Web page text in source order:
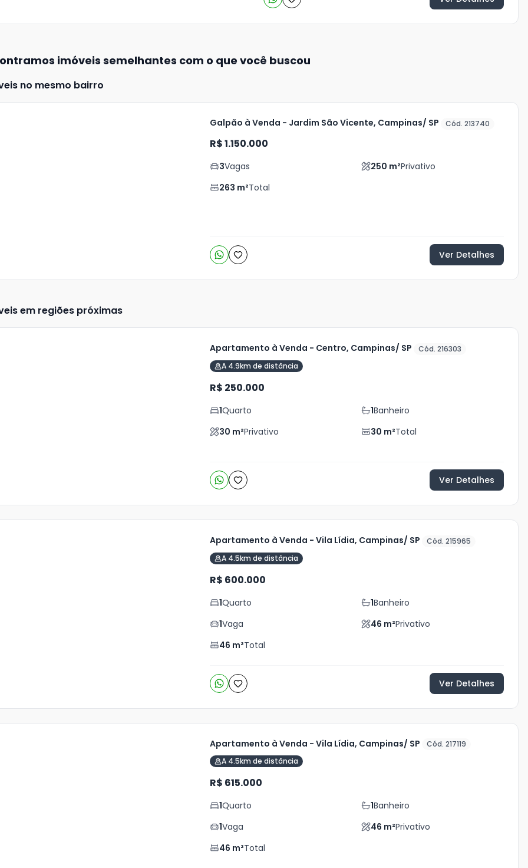
imóveis semelhantes com o que você buscou
no mesmo bairro
Galpão à Venda - Jardim São Vicente, Campinas/ SP Cód. 213740
R$ 1.150.000
3Vagas 250 m²Privativo
263 m²Total
Ver Detalhes
em regiões próximas
Apartamento à Venda - Centro, Campinas/ SP
Cód. 216303
A 4.9km de distância
R$ 250.000
1Quarto 1Banheiro
30 m²Privativo 30 m²Total
Ver Detalhes
Apartamento à Venda - Vila Lídia, Campinas/ SP
Cód. 215965
A 4.5km de distância
R$ 600.000
1Quarto 1Banheiro
1Vaga 46 m²Privativo
46 m²Total
Ver Detalhes
Apartamento à Venda - Vila Lídia, Campinas/ SP
Cód. 217119
A 4.5km de distância
R$ 615.000
1Quarto 1Banheiro
1Vaga 46 m²Privativo
46 m²Total